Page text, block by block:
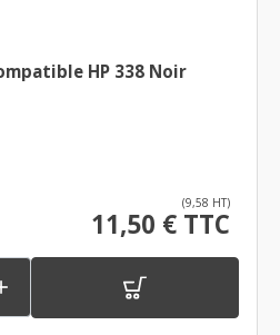
HP 338 Noir
(9,58 HT)
11,50 € TTC